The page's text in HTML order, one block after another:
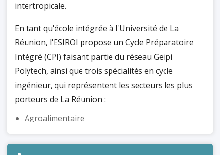
intertropicale.
En tant qu'école intégrée à l'Université de La
Réunion, l'ESIROI propose un Cycle Préparatoire
Intégré (CPI) faisant partie du réseau Geipi
Polytech, ainsi que trois spécialités en cycle
ingénieur, qui représentent les secteurs les plus
porteurs de La Réunion :
Agroalimentaire
Bâtiment et énergie (BE)